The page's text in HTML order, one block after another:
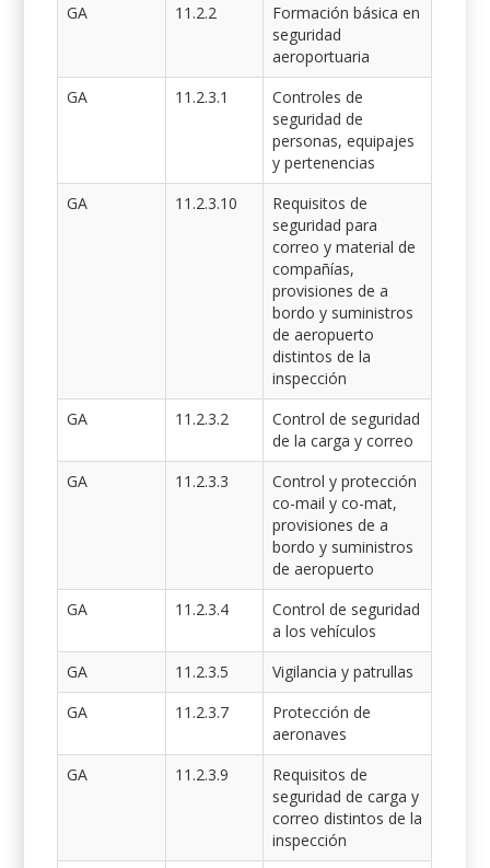
GA
11.2.2
Formación básica en
seguridad
aeroportuaria
GA
11.2.3.1
Controles de
seguridad de
personas, equipajes
y pertenencias
GA
11.2.3.10
Requisitos de
seguridad para
correo y material de
compañías,
provisiones de a
bordo y suministros
de aeropuerto
distintos de la
inspección
GA
11.2.3.2
Control de seguridad
de la carga y correo
GA
11.2.3.3
Control y protección
co-mail y co-mat,
provisiones de a
bordo y suministros
de aeropuerto
GA
11.2.3.4
Control de seguridad
a los vehículos
GA
11.2.3.5
Vigilancia y patrullas
GA
11.2.3.7
Protección de
aeronaves
GA
11.2.3.9
Requisitos de
seguridad de carga y
correo distintos de la
inspección